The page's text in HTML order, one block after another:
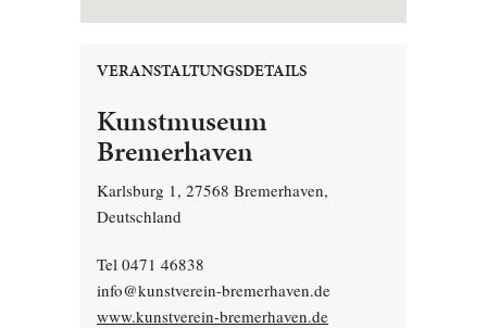
VERANSTALTUNGSDETAILS
Kunstmuseum
Bremerhaven
Karlsburg 1, 27568 Bremerhaven,
Deutschland
Tel 0471 46838
info@kunstverein-bremerhaven.de
www.kunstverein-bremerhaven.de